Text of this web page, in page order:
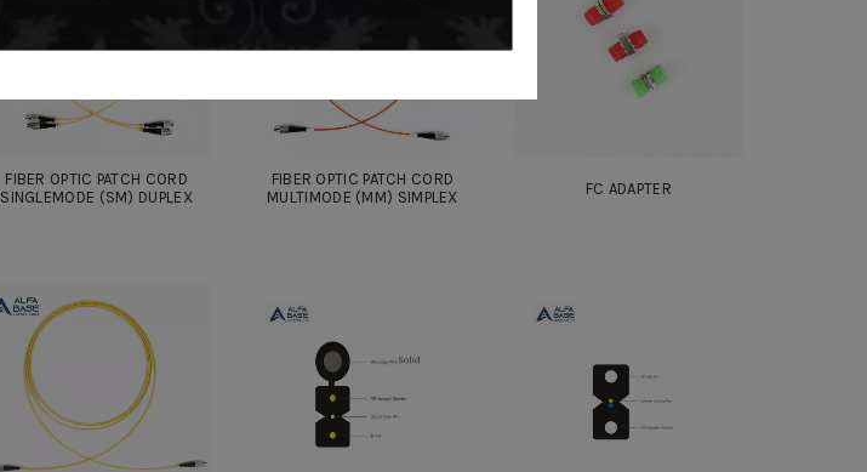
FIBER OPTIC PATCH CORD
SINGLEMODE (SM) DUPLEX
FIBER OPTIC PATCH CORD
MULTIMODE (MM) SIMPLEX
FC ADAPTER